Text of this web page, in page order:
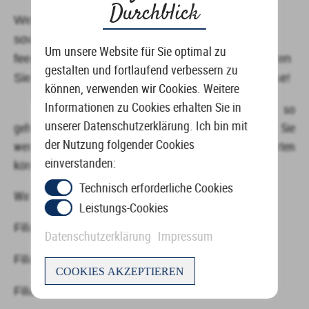
Durchblick
Um unsere Website für Sie optimal zu
gestalten und fortlaufend verbessern zu
können, verwenden wir Cookies. Weitere
Informationen zu Cookies erhalten Sie in
unserer Datenschutzerklärung. Ich bin mit
der Nutzung folgender Cookies
einverstanden:
Technisch erforderliche Cookies
Leistungs-Cookies
Datenschutzerklärung Impressum
COOKIES AKZEPTIEREN
Wenn Sie uns bewerten und dann Ihren Namen
sowie postalische Adresse an
feedback@brillenlagerverkauf.de senden, erhalten
Sie ein kleines Dankeschön zu Ihnen nach Hause!
Und so
geht es:Filiale auswählen und auf„hier„ klicken. Sie
werden automatisch zur Seite, wo Sie uns bewerten
können, weitergeleitet.
Wir freuen uns über jedes Sternchen!
Filiale Düsseldorf, Tußmannstraße
Filiale Duisburg, Atroper Straßehier
Filiale Kaarst, Kaarster Straße